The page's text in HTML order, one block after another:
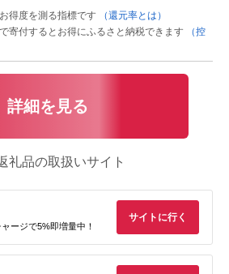
得度を測る指標です
（還元率とは）
寄付するとお得にふるさと納税できます
（控
詳細を見る
礼品の取扱いサイト
ージで5%即増量中！
サイトに行く